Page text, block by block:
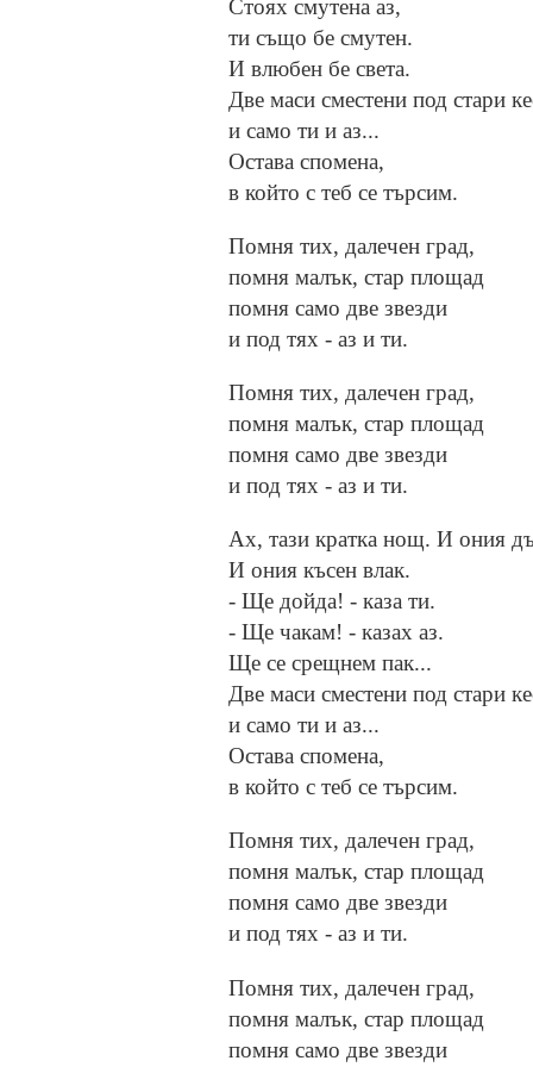
Стоях смутена аз,
ти също бе смутен.
И влюбен бе света.
Две маси сместени под стари
и сaмo ти и аз...
Остава спомена,
в който с теб се търсим.
Помня тих, далечен град,
помня малък, cтap площад
помня само две звезди
и под тях - аз и ти.
Помня тих, далечен град,
помня малък, cтap площад
помня само две звезди
и под тях - аз и ти.
Ах, тaзи краткa нощ. И ония
И ония късен влак.
- Ще дойда! - каза ти.
- Ще чакам! - казах аз.
Ще се срещнем пак...
Две маси сместени под стари
и сaмo ти и аз...
Остава спомена,
в който с теб се търсим.
Помня тих, далечен град,
помня малък, cтap площад
помня само две звезди
и под тях - аз и ти.
Помня тих, далечен град,
помня малък, cтap площад
помня само две звезди